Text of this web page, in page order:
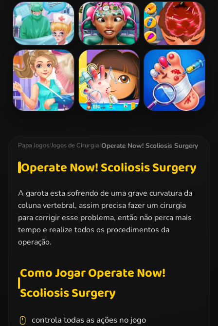
Baby Elsa Arm
Surgery
Minion Surgery Mini Brain
Doctor
Doctor's Helper Exotic Princess
Brain Doctor
Brain Doctor
Papa Jogos/Jogos de Cirurgia/Operate Now! Scoliosis Surgery
Operate Now! Scoliosis Surgery
A garota esta sofrendo de uma grave curvatura da
coluna vertebral, assim precisa fazer um cirurgia
para corrigir esse problema, então não perca mais
tempo e realize todos os procedimentos da
operação.
Como Jogar Operate Now!
Scoliosis Surgery
controla todas as ações no jogo